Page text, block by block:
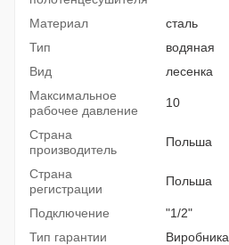
Материал
сталь
Тип
водяная
Вид
лесенка
Максимальное
рабочее давление
10
Страна
производитель
Польша
Страна
регистрации
Польша
Подключение
"1/2"
Тип гарантии
Виробника